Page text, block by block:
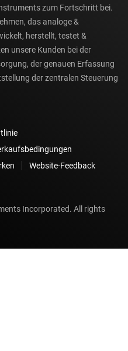
zum Fortschritt bei.
das analoge &
herstellt, testet &
unsere Kunden bei der
der genauen Erfassung
der zentralen Steuerung
Website-Feedback
Incorporated. All rights